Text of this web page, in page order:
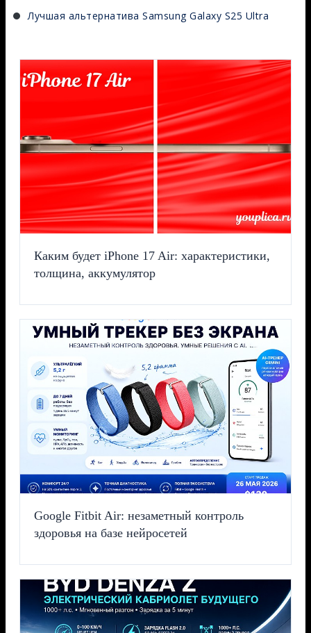
Лучшая альтернатива Samsung Galaxy S25 Ultra
Каким будет iPhone 17 Air: характеристики,
толщина, аккумулятор
Google Fitbit Air: незаметный контроль
здоровья на базе нейросетей